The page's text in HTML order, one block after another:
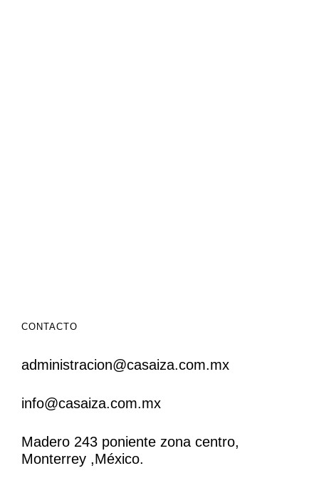
CONTACTO
administracion@casaiza.com.mx
info@casaiza.com.mx
Madero 243 poniente zona centro,
Monterrey ,México.